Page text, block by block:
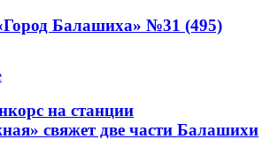
Балашиха» №31 (495)
на станции
свяжет две части Балашихи